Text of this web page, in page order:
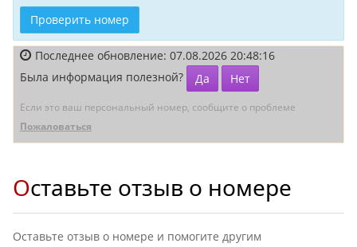
Проверить номер
Последнее обновление: 07.08.2026 20:48:16
Была информация полезной?
Да Нет
Если это ваш персональный номер, сообщите о проблеме
Пожаловаться
Оставьте отзыв о номере
Оставьте отзыв о номере и помогите другим